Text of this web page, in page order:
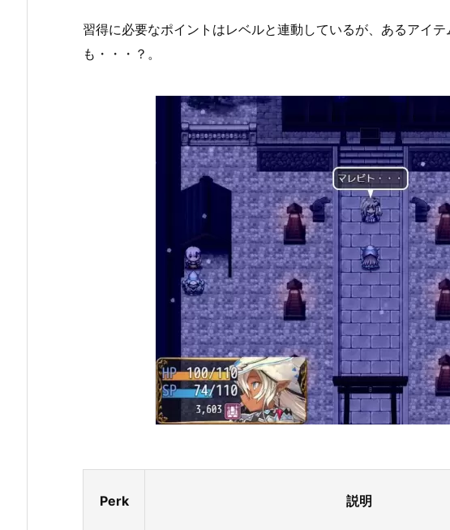
習得に必要なポイントはレベルと連動しているが、あるアイ
も・・・？。
Perk 説明